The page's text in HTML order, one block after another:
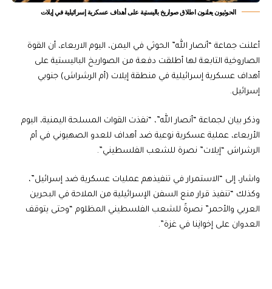
الحوثيون يعلنون اطلاق صواريخ باليستية على أهداف عسكرية إسرائيلية في إيلات
أعلنت جماعة “أنصار الله” الحوثي في اليمن، اليوم الاربعاء، أن القوة
الصاروخية التابعة لها أطلقت دفعة من الصواريخ الباليستية على
أهداف عسكرية إسرائيلية في منطقة إيلات (أم الرشراش) جنوبي
إسرائيل.
وذكر بيان لجماعة “أنصار الله”، “نفذت القوات المسلحة اليمنية، اليوم
الأربعاء، عملية عسكرية نوعية ضد أهداف للعدو الصهيوني في أم
الرشراش “إيلات” نصرة للشعب الفلسطيني”.
واشار، إلى “الاستمرار في تنفيذهم عمليات عسكرية ضد إسرائيل”،
وكذلك “تنفيذ قرار منع السفن الإسرائيلية من الملاحة في البحرين
العربي والأحمر” نصرةً للشعب الفلسطيني المظلوم “وحتى يتوقف
العدوان على إخوانِنا في غزة”.